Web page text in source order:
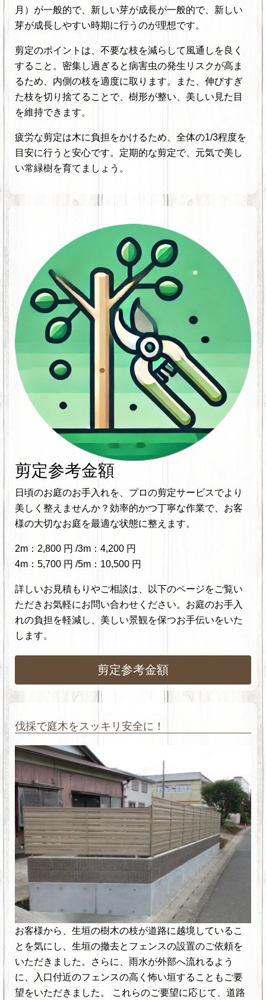
月） が一般的で、 新しい芽が成長が一般的で、新しい
芽が成長しやすい時期に行うのが理想です。
剪定のポイントは、不要な枝を減らして風通しを良く
すること 。 密集し過ぎると病害虫の発生リスクが高ま
るため、内側の枝を適度に取ります。また、伸びすぎ
た枝を切り捨てることで、樹形が整い、美しい見た目
を維持できます。
疲労な剪定は木に負担をかけるため、全体の1/3程度を
目安に行う と安心です。 定期的な剪定で、元気で美し
い常緑樹を育てましょう。
剪定参考金額
日頃のお庭のお手入れを、プロの剪定サービスでより
美しく整えませんか？効率的かつ丁寧な作業で、お客
様の大切なお庭を最適な状態に整えます。
2m：2,800 円 /3m：4,200 円
4m：5,700 円 /5m：10,500 円
詳しいお見積もりやご相談は、以下のページをご覧い
ただきお気軽にお問い合わせください。お庭のお手入
れの負担を軽減し、美しい景観を保つお手伝いをいた
します。
剪定参考金額
伐採で庭木をスッキリ安全に！
お客様から、生垣の樹木の枝が道路に越境しているこ
とを気にし、生垣の撤去とフェンスの設置のご依頼を
いただきました。
さらに
、雨水が外部へ流れるよう
に、入口付近のフェンスの高く怖い垣することもご要
望をいただきました。 これらのご要望に応じて、道路